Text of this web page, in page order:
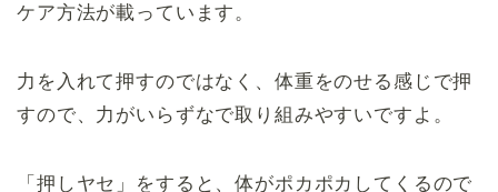
ケア方法が載っています。
力を入れて押すのではなく、体重をのせる感じで押
すので、力がいらずなで取り組みやすいですよ。
「押しヤセ」をすると、体がポカポカしてくるので